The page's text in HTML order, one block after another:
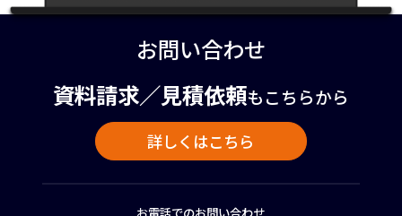
お問い合わせ
資料請求／見積依頼もこちらから
詳しくはこちら